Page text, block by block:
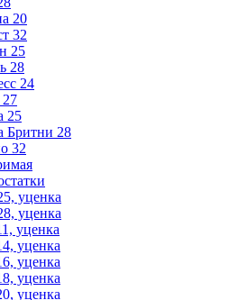
20
32
25
28
24
25
Бритни 28
32
уценка
уценка
уценка
уценка
уценка
уценка
уценка